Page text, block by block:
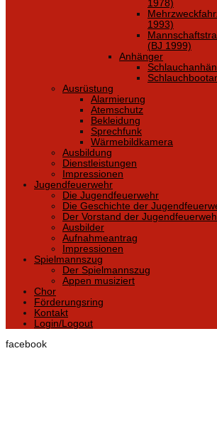
1978)
1993)
(BJ 1999)
Anhänger
Ausrüstung
Alarmierung
Atemschutz
Bekleidung
Sprechfunk
Wärmebildkamera
Ausbildung
Dienstleistungen
Impressionen
Jugendfeuerwehr
Die Jugendfeuerwehr
Die Geschichte der
Der Vorstand der
Ausbilder
Aufnahmeantrag
Impressionen
Spielmannszug
Der Spielmannszug
Appen musiziert
Chor
Förderungsring
Kontakt
Login/Logout
facebook